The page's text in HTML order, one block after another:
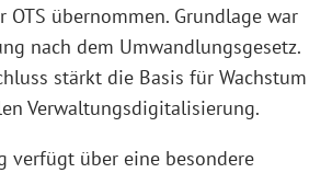
OTS übernommen. Grundlage war
nach dem Umwandlungsgesetz.
stärkt die Basis für Wachstum
Verwaltungsdigitalisierung.
verfügt über eine besondere